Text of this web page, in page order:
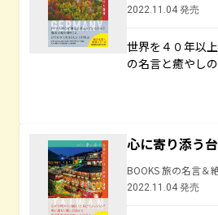
2022.11.04 発売
世界を４０年以
の名言と癒やし
心に寄り添う
BOOKS 旅の名言＆
2022.11.04 発売